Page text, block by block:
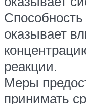
оказывает
реакции.
Меры
принимать